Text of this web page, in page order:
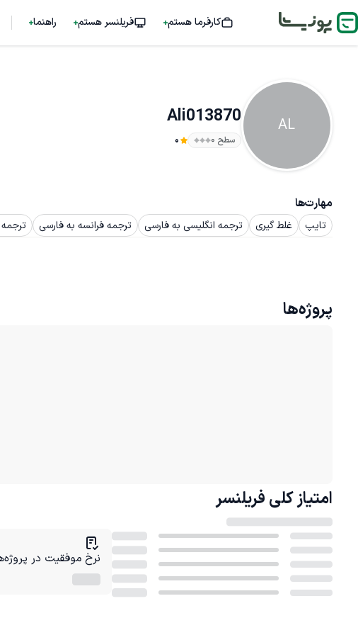
کارفرما هستم فریلنسر هستم راهنما
AL
Ali013870
سطح ۰ 0
مهارت‌ها
تایپ غلط گیری ترجمه انگلیسی به فارسی ترجمه فرانسه به فارسی
پروژه‌ها
امتیاز کلی فریلنسر
نرخ موفقیت در